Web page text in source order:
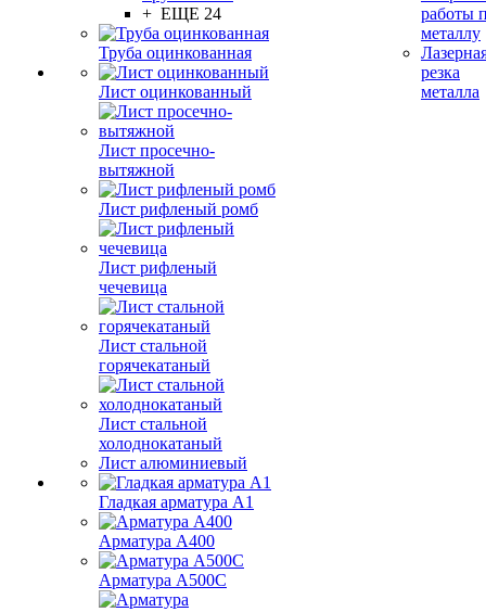
+ ЕЩЕ 24
Труба оцинкованная
Лист оцинкованный
Лист просечно-
вытяжной
Лист рифленый ромб
Лист рифленый
чечевица
Лист стальной
горячекатаный
Лист стальной
холоднокатаный
Лист алюминиевый
Гладкая арматура А1
Арматура А400
Арматура A500C
работы
металлу
резка
металла